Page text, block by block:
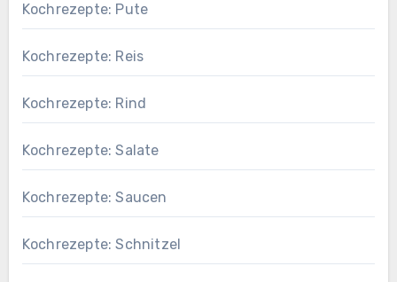
Kochrezepte: Pute
Kochrezepte: Reis
Kochrezepte: Rind
Kochrezepte: Salate
Kochrezepte: Saucen
Kochrezepte: Schnitzel